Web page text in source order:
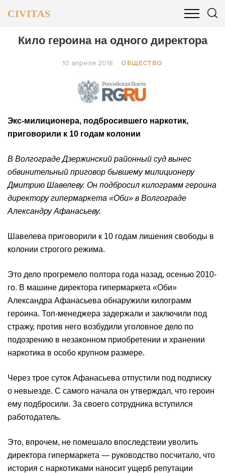
CIVITAS
ОБЩЕСТВО БИЗНЕС И ФИНАНСЫ
Кило героина на одного директора
10 апреля 2018 ОБЩЕСТВО
Экс-милиционера, подбросившего наркотик,
приговорили к 10 годам колонии
В Волгограде Дзержинский районный суд вынес
обвинительный приговор бывшему милиционеру
Дмитрию Шавелеву. Он подбросил килограмм героина
директору гипермаркета «Оби» в Волгограде
Александру Афанасьеву.
Шавелева приговорили к 10 годам лишения свободы в
колонии строгого режима.
Это дело прогремело полтора года назад, осенью 2010-
го. В машине директора гипермаркета «Оби»
Александра Афанасьева обнаружили килограмм
героина. Топ-менеджера задержали и заключили под
стражу, против него возбудили уголовное дело по
подозрению в незаконном приобретении и хранении
наркотика в особо крупном размере.
Через трое суток Афанасьева отпустили под подписку
о невыезде. С самого начала он утверждал, что героин
ему подбросили. За своего сотрудника вступился
работодатель.
Это, впрочем, не помешало впоследствии уволить
директора гипермаркета — руководство посчитало, что
история с наркотиками наносит ущерб репутации